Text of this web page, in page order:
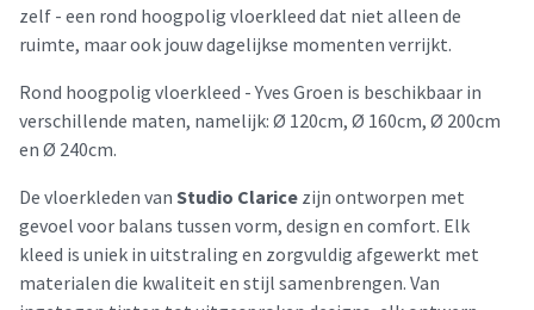
zelf - een rond hoogpolig vloerkleed dat niet alleen de
ruimte, maar ook jouw dagelijkse momenten verrijkt.
Rond hoogpolig vloerkleed - Yves Groen is beschikbaar in
verschillende maten, namelijk: Ø 120cm, Ø 160cm, Ø 200cm
en Ø 240cm.
De vloerkleden van Studio Clarice zijn ontworpen met
gevoel voor balans tussen vorm, design en comfort. Elk
kleed is uniek in uitstraling en zorgvuldig afgewerkt met
materialen die kwaliteit en stijl samenbrengen. Van